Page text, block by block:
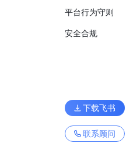
平台行为守则
安全合规
下载飞书
联系顾问